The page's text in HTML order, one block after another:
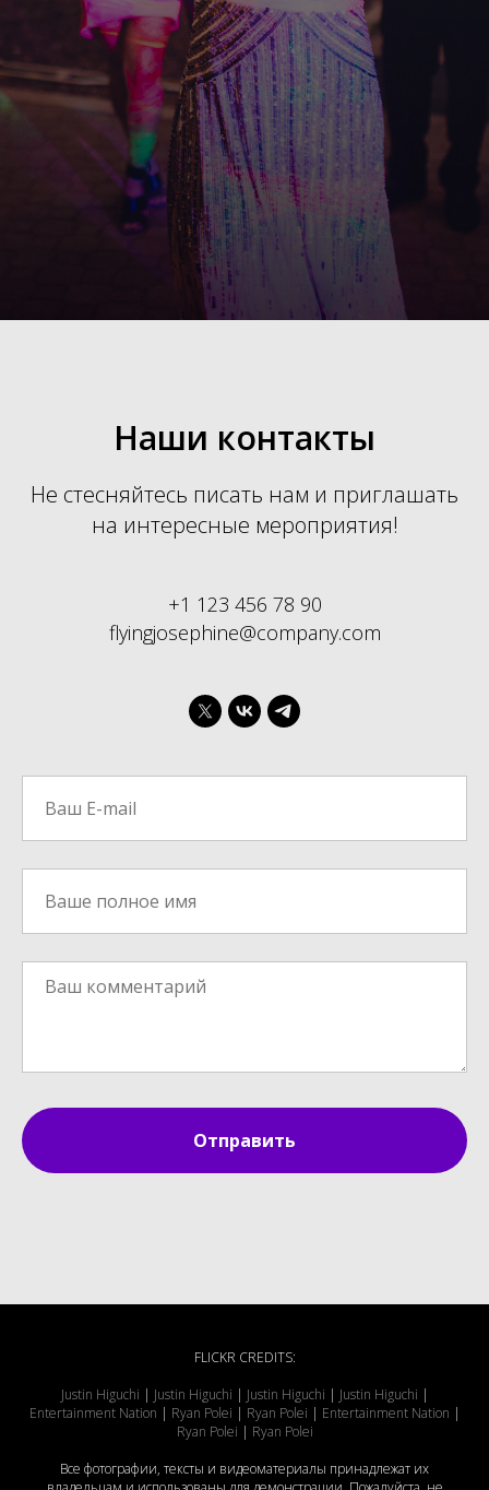
Наши контакты
Не стесняйтесь писать нам и приглашать
на интересные мероприятия!
+1 123 456 78 90
flyingjosephine@company.com
Отправить
FLICKR CREDITS:
Justin Higuchi | Justin Higuchi | Justin Higuchi | Justin Higuchi |
Entertainment Nation | Ryan Polei | Ryan Polei | Entertainment Nation |
Ryan Polei | Ryan Polei
Все фотографии, тексты и видеоматериалы принадлежат их